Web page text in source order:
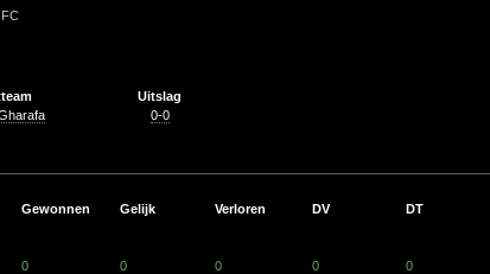
Uitslag
0-0
Gewonnen Gelijk Verloren DV
DT
0 0 0 0 0